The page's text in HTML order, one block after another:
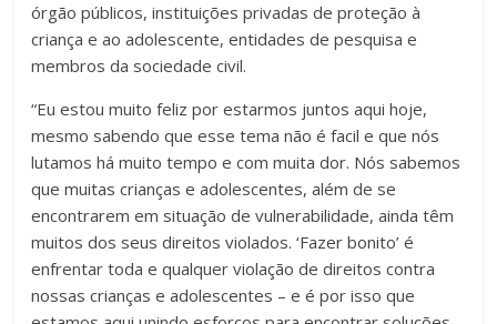
órgão públicos, instituições privadas de proteção à
criança e ao adolescente, entidades de pesquisa e
membros da sociedade civil.
“Eu estou muito feliz por estarmos juntos aqui hoje,
mesmo sabendo que esse tema não é facil e que nós
lutamos há muito tempo e com muita dor. Nós sabemos
que muitas crianças e adolescentes, além de se
encontrarem em situação de vulnerabilidade, ainda têm
muitos dos seus direitos violados. ‘Fazer bonito’ é
enfrentar toda e qualquer violação de direitos contra
nossas crianças e adolescentes – e é por isso que